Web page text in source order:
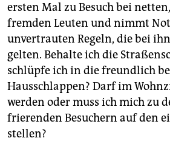
unterstützen
abo
genossenschaft
epaper login
ersten Mal zu Besuch bei
fremden Leuten und nimmt
unvertrauten Regeln, die bei
gelten. Behalte ich die
schlüpfe ich in die freundlich
Hausschlappen? Darf im
werden oder muss ich mich zu
frierenden Besuchern auf den
stellen?